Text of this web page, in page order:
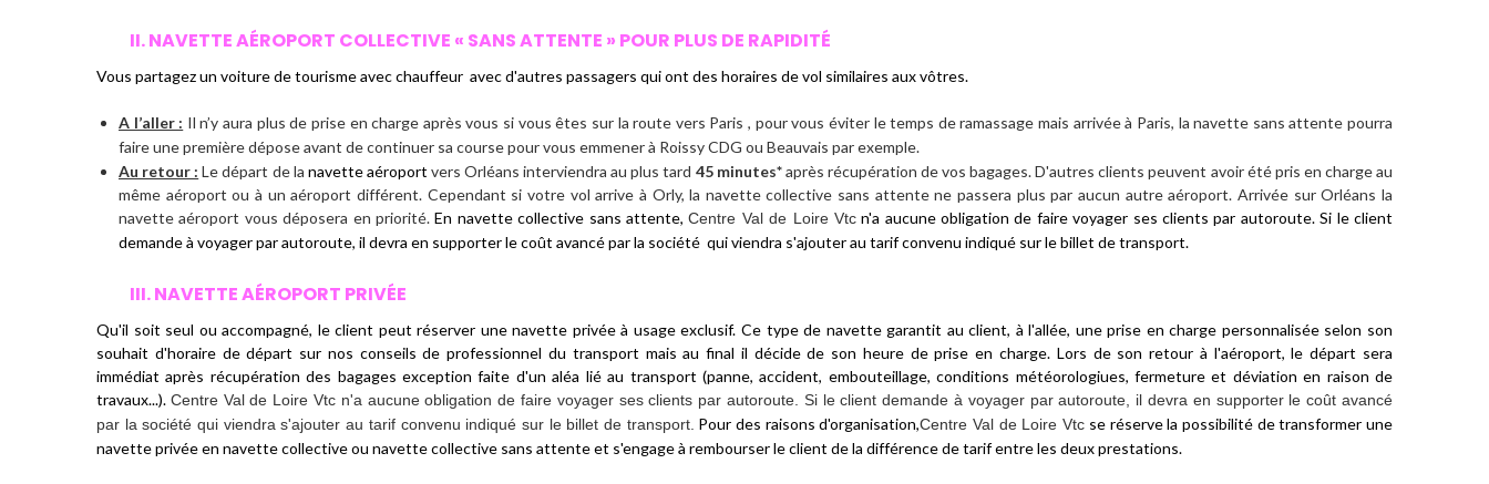
II. NAVETTE AÉROPORT COLLECTIVE « SANS ATTENTE » POUR PLUS DE RAPIDITÉ
Vous partagez un voiture de tourisme avec chauffeur avec d'autres passagers qui ont des horaires de vol similaires aux vôtres.
A l’aller : Il n’y aura plus de prise en charge après vous si vous êtes sur la route vers Paris , pour vous éviter le temps de ramassage mais arrivée à Paris, la navette sans attente pourra
faire une première dépose avant de continuer sa course pour vous emmener à Roissy CDG ou Beauvais par exemple.
Au retour : Le départ de la navette aéroport vers Orléans interviendra au plus tard 45 minutes*après récupération de vos bagages. D'autres clients peuvent avoir été pris en charge au
même aéroport ou à un aéroport différent. Cependant si votre vol arrive à Orly, la navette collective sans attente ne passera plus par aucun autre aéroport. Arrivée sur Orléans la
navette aéroport vous déposera en priorité.En navette collective sans attente,Centre Val de Loire Vtcn'a aucune obligation de faire voyager ses clients par autoroute. Si le client
demande à voyager par autoroute, il devra en supporter le coût avancé par la société qui viendra s'ajouter au tarif convenu indiqué sur le billet de transport.
III. NAVETTE AÉROPORT PRIVÉE
Qu'il soit seul ou accompagné, le client peut réserver une navette privée à usage exclusif. Ce type de navette garantit au client, à l'allée, une prise en charge personnalisée selon son
souhait d'horaire de départ sur nos conseils de professionnel du transport mais au final il décide de son heure de prise en charge. Lors de son retour à l'aéroport, le départ sera
immédiataprès récupération des bagages exception faite d'un aléa lié au transport (panne, accident, embouteillage, conditions météorologiues, fermeture et déviation en raison de
travaux...). Centre Val de Loire Vtc n'a aucune obligation de faire voyager ses clients par autoroute. Si le client demande à voyager par autoroute, il devra en supporter le coût avancé
par la société qui viendra s'ajouter au tarif convenu indiqué sur le billet de transport. Pour des raisons d'organisation,Centre Val de Loire Vtc se réserve la possibilité de transformer une
navette privée en navette collective ou navette collective sans attente et s'engage à rembourser le client de la différence de tarif entre les deux prestations.